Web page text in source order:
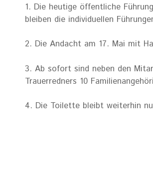
1. Die heutige öffentliche
bleiben die individuellen
2. Die Andacht am 17. Mai mit
3. Ab sofort sind neben den
Trauerredners 10
4. Die Toilette bleibt weiterhin